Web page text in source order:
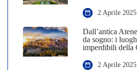
2 Aprile 2025
Dall’antica
da sogno: i
imperdibili della
2 Aprile 2025